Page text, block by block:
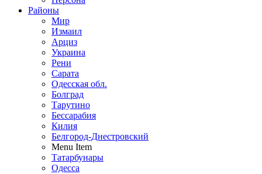
Районы
Мир
Измаил
Арциз
Украина
Рени
Сарата
Одесская обл.
Болград
Тарутино
Бессарабия
Килия
Белгород-Днестровский
Menu Item
Татарбунары
Одесса